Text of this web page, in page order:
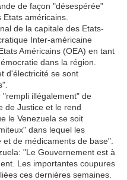
de façon "désespérée"
américains.
de la capitale des Etats-
Inter-américaine
Américains (OEA) en tant
dans la région.
d'électricité se sont
illégalement" de
de Justice et le rend
le Venezuela se soit
dans lequel les
de médicaments de base".
"Le Gouvernement est à
Les importantes coupures
ces dernières semaines.